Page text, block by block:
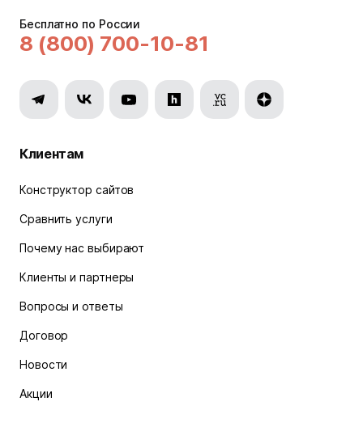
Бесплатно по России
8 (800) 700-10-81
Клиентам
Конструктор сайтов
Сравнить услуги
Почему нас выбирают
Клиенты и партнеры
Вопросы и ответы
Договор
Новости
Акции